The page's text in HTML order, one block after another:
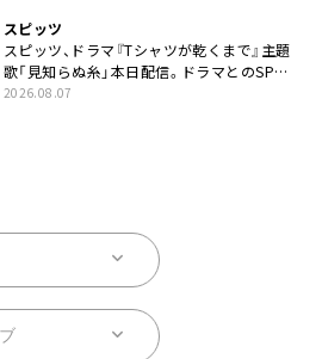
スピッツ
スピッツ、ドラマ『Tシャツが乾くまで』主題
歌「見知らぬ糸」本日配信。ドラマとのSPコ
ラボムービー公開も
2026.08.07